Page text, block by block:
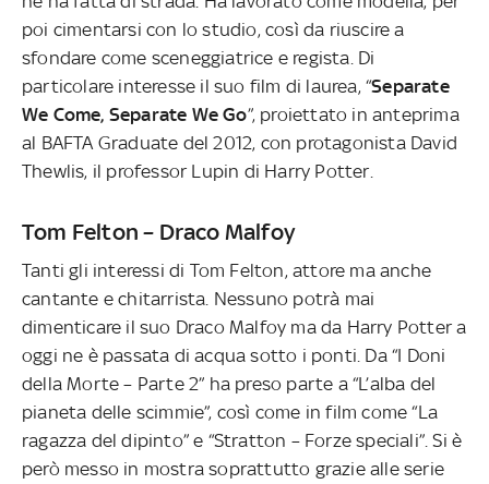
poi cimentarsi con lo studio, così da riuscire a
sfondare come sceneggiatrice e regista. Di
particolare interesse il suo film di laurea, “Separate
We Come, Separate We Go”, proiettato in anteprima
al BAFTA Graduate del 2012, con protagonista David
Thewlis, il professor Lupin di Harry Potter.
Tom Felton – Draco Malfoy
Tanti gli interessi di Tom Felton, attore ma anche
cantante e chitarrista. Nessuno potrà mai
dimenticare il suo Draco Malfoy ma da Harry Potter a
oggi ne è passata di acqua sotto i ponti. Da “I Doni
della Morte – Parte 2” ha preso parte a “L’alba del
pianeta delle scimmie”, così come in film come “La
ragazza del dipinto” e “Stratton – Forze speciali”. Si è
però messo in mostra soprattutto grazie alle serie